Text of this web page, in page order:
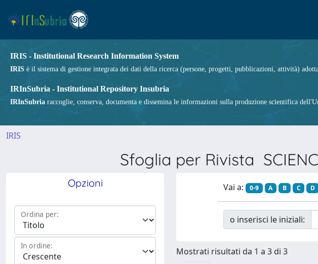
IRIS - Institutional Research Information System
IRIS è il sistema di gestione integrata dei dati della ricerca (persone, progetti, pubblicazioni, attività)
IRInSubria - Institutional Repository Insubria
IRInSubria raccoglie, conserva, documenta e dissemina le informazioni sulla produzione scientifica
IRIS
Sfoglia per Rivista
Opzioni
Ordina per:
In ordine:
Vai a: 0-9 A B C D
o inserisci le iniziali:
Mostrati risultati da 1 a 3 di 3